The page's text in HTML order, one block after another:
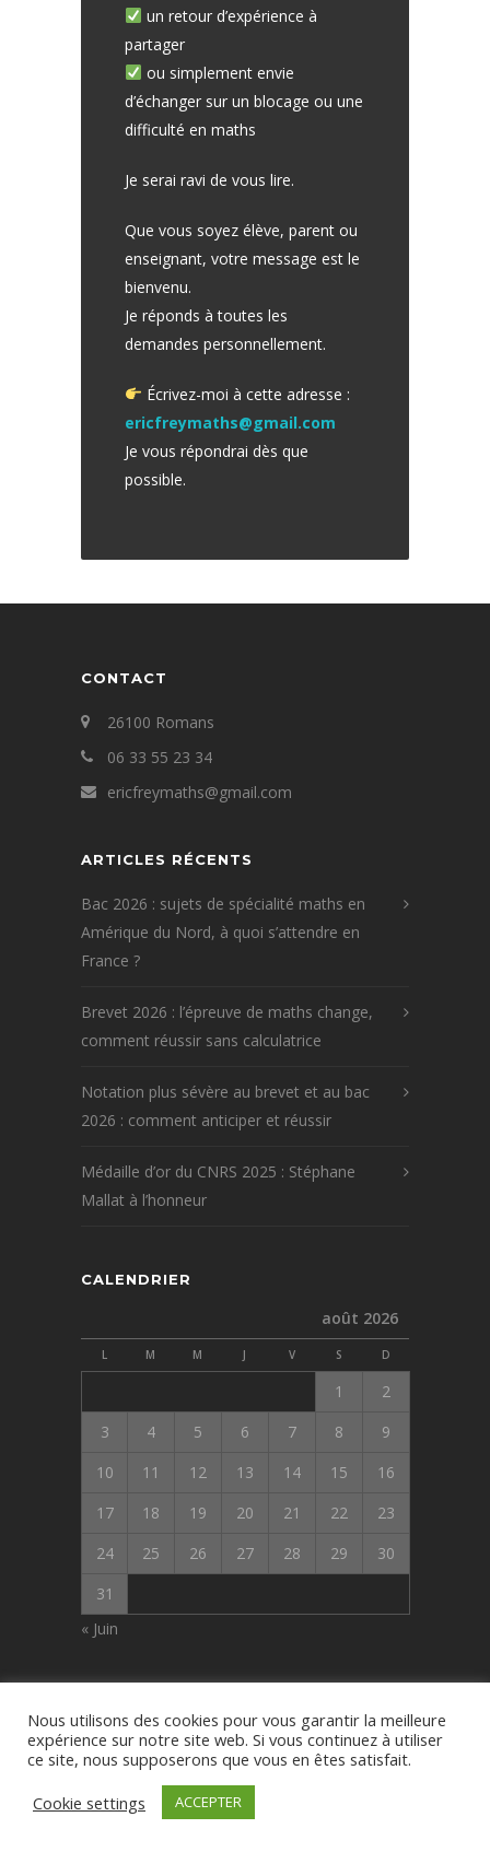
un retour d’expérience à
partager
ou simplement envie
d’échanger sur un blocage ou une
difficulté en maths
Je serai ravi de vous lire.
Que vous soyez élève, parent ou
enseignant, votre message est le
bienvenu.
Je réponds à toutes les
demandes personnellement.
Écrivez-moi à cette adresse :
ericfreymaths@gmail.com
Je vous répondrai dès que
possible.
CONTACT
26100 Romans
06 33 55 23 34
ericfreymaths@gmail.com
ARTICLES RÉCENTS
Bac 2026 : sujets de spécialité maths en
Amérique du Nord, à quoi s’attendre en
France ?
Brevet 2026 : l’épreuve de maths change,
comment réussir sans calculatrice
Notation plus sévère au brevet et au bac
2026 : comment anticiper et réussir
Médaille d’or du CNRS 2025 : Stéphane
Mallat à l’honneur
CALENDRIER
août 2026
L M M J V S D
1
2
3
4 5 6 7 8
9
10
11 12 13 14 15
16
17
18 19 20 21 22
23
24
25 26 27 28 29
30
31
« Juin
© Eric Frey 2019 Tous droits réservés -
Mentions légales
Nous utilisons des cookies pour vous garantir la meilleure
expérience sur notre site web. Si vous continuez à utiliser
ce site, nous supposerons que vous en êtes satisfait.
Cookie settings
ACCEPTER